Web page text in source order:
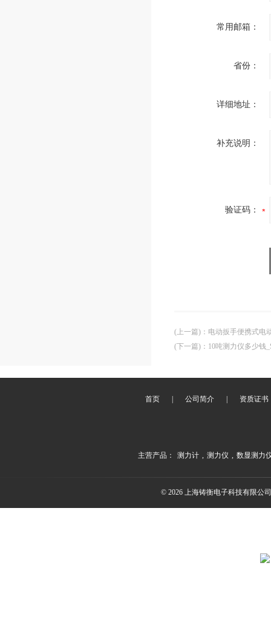
常用邮箱：
省份：
详细地址：
补充说明：
验证码：
(上一篇) ： 电动扳手便携式电
(下一篇) ： 10吨测力仪多少钱
首页 公司简介 资质证书
主营产品： 测力计 , 测力仪 , 数显测力
© 2026 上海铸衡电子科技有限公